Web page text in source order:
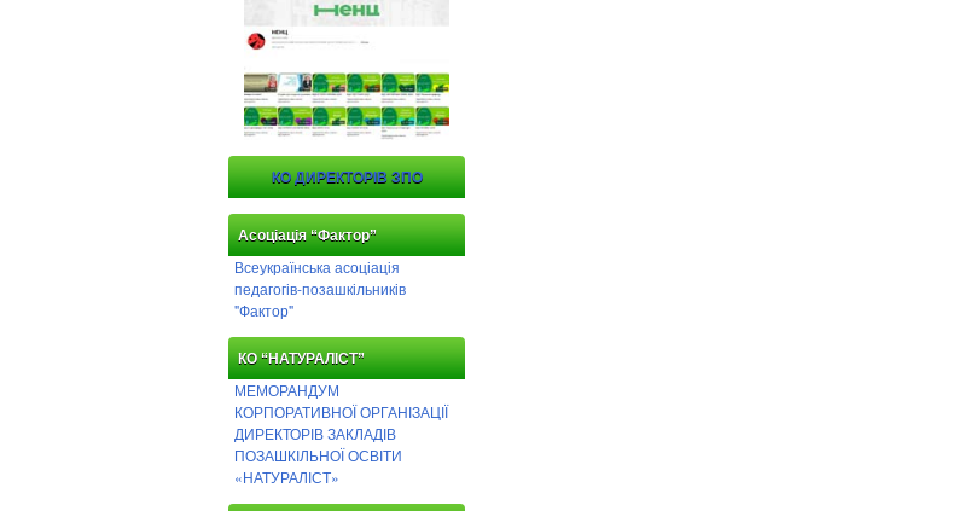
КО ДИРЕКТОРІВ ЗПО
Асоціація “Фактор”
Всеукраїнська асоціація
педагогів-позашкільників
"Фактор"
КО “НАТУРАЛІСТ”
МЕМОРАНДУМ
КОРПОРАТИВНОЇ ОРГАНІЗАЦІЇ
ДИРЕКТОРІВ ЗАКЛАДІВ
ПОЗАШКІЛЬНОЇ ОСВІТИ
«НАТУРАЛІСТ»